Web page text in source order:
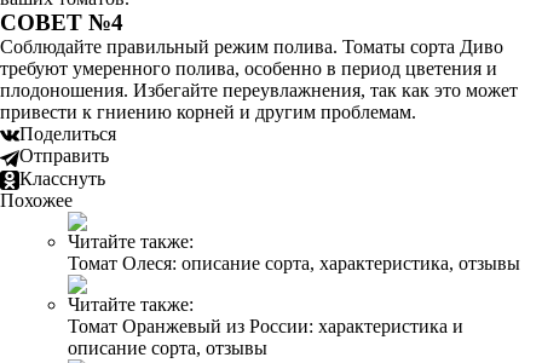
СОВЕТ №4
Соблюдайте правильный режим полива. Томаты сорта Диво
требуют умеренного полива, особенно в период цветения и
плодоношения. Избегайте переувлажнения, так как это может
привести к гниению корней и другим проблемам.
Поделиться
Отправить
Класснуть
Похожее
Читайте также:
Томат Олеся: описание сорта, характеристика, отзывы
Читайте также:
Томат Оранжевый из России: характеристика и
описание сорта, отзывы